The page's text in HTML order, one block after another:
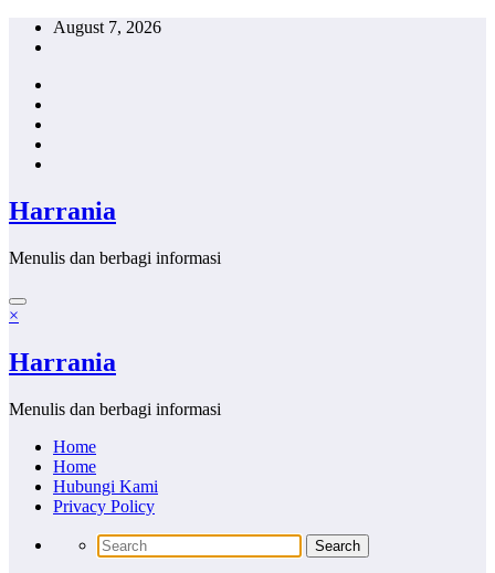
Skip
August 7, 2026
Harrania
Menulis dan berbagi informasi
×
Harrania
Menulis dan berbagi informasi
Home
Home
Hubungi Kami
Privacy Policy